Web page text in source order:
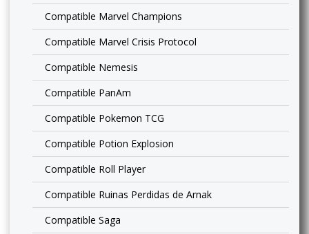
Compatible Marvel Champions
Compatible Marvel Crisis Protocol
Compatible Nemesis
Compatible PanAm
Compatible Pokemon TCG
Compatible Potion Explosion
Compatible Roll Player
Compatible Ruinas Perdidas de Arnak
Compatible Saga